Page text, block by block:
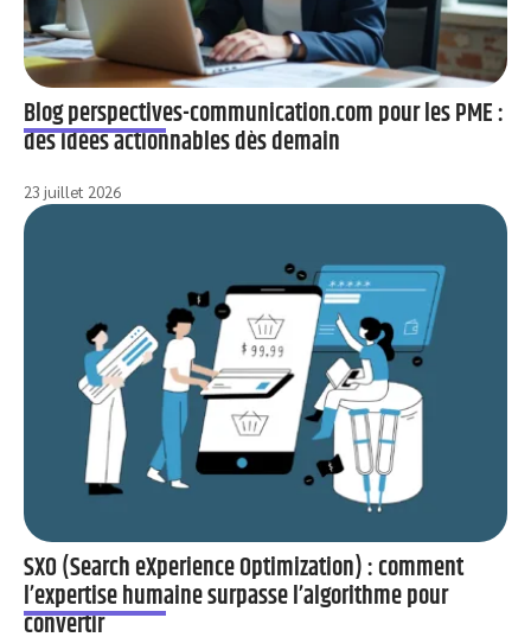
Blog perspectives-communication.com pour les PME :
des idées actionnables dès demain
23 juillet 2026
SXO (Search eXperience Optimization) : comment
l’expertise humaine surpasse l’algorithme pour
convertir